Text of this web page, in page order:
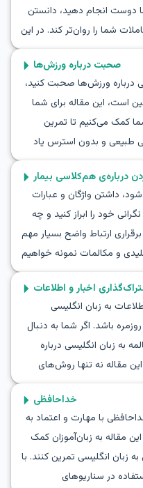
یا حتی آشنایان جدید را
فیلم مورد علاقه، تمرین
دوست انجام دهید، دانستن
شما را روان‌تر کند. در این
هوا به زبان انگلیسی
مکالمات هوایی افزایش
واقعی و نکات فرهنگی،
صحبت کردن طبیعی درباره
کرد.
صحبت درباره ورزش‌ها
درباره ورزش‌ها صحبت کنید،
است، این مقاله برای شما
کمک می‌کنیم تا تمرین
طبیعی و بدون استرس یاد
به نقش‌آفرینی مکالمه
سه مکالمه نمونه، با چگونگی
آشنا خواهید شد. خواه به
ورزش باشید، خواه از
راهنمای کاملی برای شما
درباره‌ی هم‌کلاسی بیمار
داشتن واژگان و عبارات
خود را ابراز کنید و چه
ارتباط واضح بسیار مهم
و مکالمات نمونه خواهیم
انگلیسی بهبود بخشیم.
زبان انگلیسی، نه‌تنها باعث
شما را برای موقعیت‌های
آماده می‌کند. با ادامه
خود از زبان انگلیسی را
اخبار و اطلاعات
به زبان انگلیسی
باشد. اگر شما به دنبال
به زبان انگلیسی درباره
مقاله نه تنها روش‌های
می‌دهد، بلکه با ارائه
به انگلیسی، به شما کمک
به زبان انگلیسی را در شرایط
کاربردی و عبارات کلیدی که
زبان خود را ارتقا می‌دهید.
خداحافظی
با مهارت و اعتماد به
مقاله به زبان‌آموزان کمک
زبان انگلیسی تمرین کنند. با
در سناریوهای